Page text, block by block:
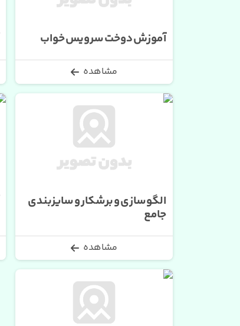
آموزش دوخت سرویس خواب
مشاهده
الگوسازی و برشکار و سایزبندی
جامع
مشاهده